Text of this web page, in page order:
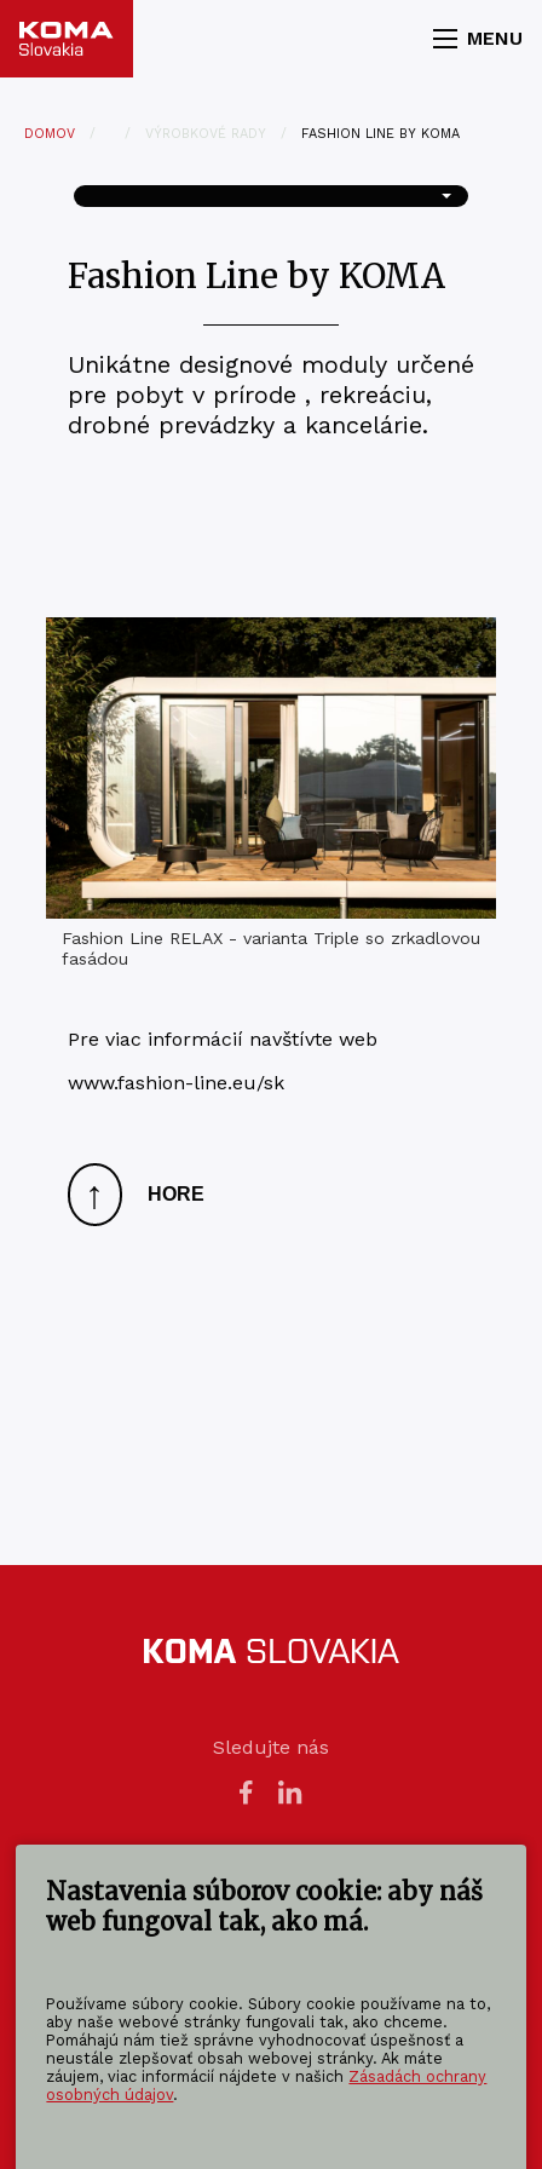
Nastavenia súborov cookie: aby náš
web fungoval tak, ako má.
Používame súbory cookie. Súbory cookie používame na to,
aby naše webové stránky fungovali tak, ako chceme.
Pomáhajú nám tiež správne vyhodnocovať úspešnosť a
neustále zlepšovať obsah webovej stránky. Ak máte
záujem, viac informácií nájdete v našich Zásadách ochrany
osobných údajov.
MENU
DOMOV VÝROBKOVÉ RADY FASHION LINE BY KOMA
Fashion Line by KOMA
Unikátne designové moduly určené
pre pobyt v prírode , rekreáciu,
drobné prevádzky a kancelárie.
Fashion Line RELAX - varianta Triple so zrkadlovou
fasádou
Pre viac informácií navštívte web
www.fashion-line.eu/sk
↑ HORE
Sledujte nás
KOMA SLOVAKIA s.r.o.
Štúrova 140
949 01 Nitra - Mlynárce
info@koma-slovakia.sk
+ 421 37 6518 325
Patríme do rodiny KOMA FAMILY